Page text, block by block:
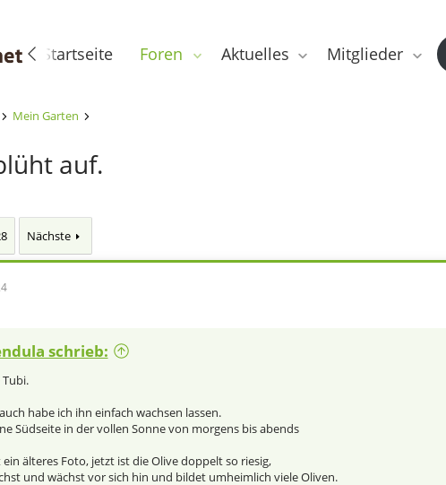
Startseite Foren Aktuelles Mitglieder
Mein Garten
auf.
Nächste
schrieb:
habe ich ihn einfach wachsen lassen.
Südseite in der vollen Sonne von morgens bis abends
ein älteres Foto, jetzt ist die Olive doppelt so riesig,
und wächst vor sich hin und bildet umheimlich viele Oliven.